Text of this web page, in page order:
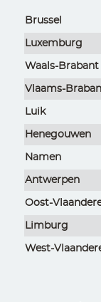
Brussel
Luxemburg
Waals-Brabant
Vlaams-
Luik
Henegouwen
Namen
Antwerpen
Oost-
Limburg
West-